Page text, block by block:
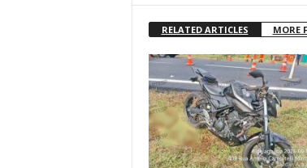
RELATED ARTICLES MORE